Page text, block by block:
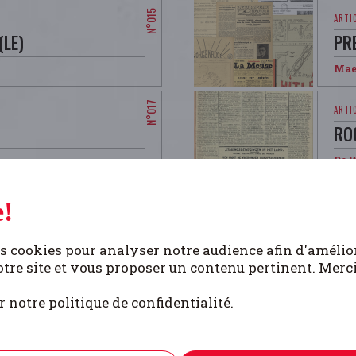
De
PRESSE
cookies pour analyser notre audience afin
site et vous proposer un contenu pertinent.
notre politique de confidentialité.